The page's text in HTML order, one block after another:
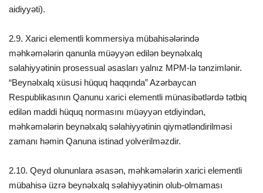
aidiyyəti).
2.9. Xarici elementli kommersiya mübahisələrində
məhkəmələrin qanunla müəyyən edilən beynəlxalq
səlahiyyətinin prosessual əsasları yalnız MPM-lə tənzimlənir.
“Beynəlxalq xüsusi hüquq haqqında” Azərbaycan
Respublikasının Qanunu xarici elementli münasibətlərdə tətbiq
edilən maddi hüquq normasını müəyyən etdiyindən,
məhkəmələrin beynəlxalq səlahiyyətinin qiymətləndirilməsi
zamanı həmin Qanuna istinad yolverilməzdir.
2.10. Qeyd olununlara əsasən, məhkəmələrin xarici elementli
mübahisə üzrə beynəlxalq səlahiyyətinin olub-olmaması